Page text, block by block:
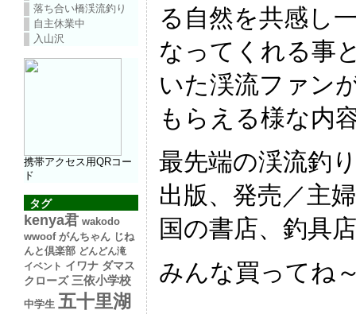
落ち合い橋渓流釣り
自主休業中
入山沢
携帯アクセス用QRコー
ド
タグ
kenya君 wakodo
wwoof がんちゃん じね
んと倶楽部 どんどん滝
イベント イワナ ダマス
クローズ 三依小学校
中学生 五十里湖
る自然を共感し
なってくれる事
いた渓流ファン
もらえる様な内
最先端の渓流釣
出版、発売／主
国の書店、釣具
みんな買ってね